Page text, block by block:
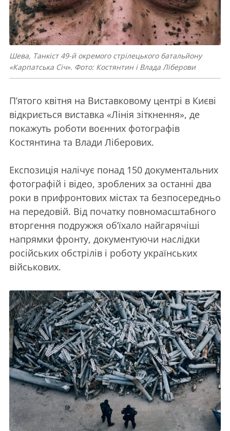
Шева, Танкіст 49-й окремого стрілецького батальйону
«Карпатська Січ». Фото: Костянтин і Влада Ліберови
П’ятого квітня на Виставковому центрі в Києві
відкриється виставка «Лінія зіткнення», де
покажуть роботи воєнних фотографів
Костянтина та Влади Ліберових.
Експозиція налічує понад 150 документальних
фотографій і відео, зроблених за останні два
роки в прифронтових містах та безпосередньо
на передовій. Від початку повномасштабного
вторгення подружжя об’їхало найгарячіші
напрямки фронту, документуючи наслідки
російських обстрілів і роботу українських
військових.